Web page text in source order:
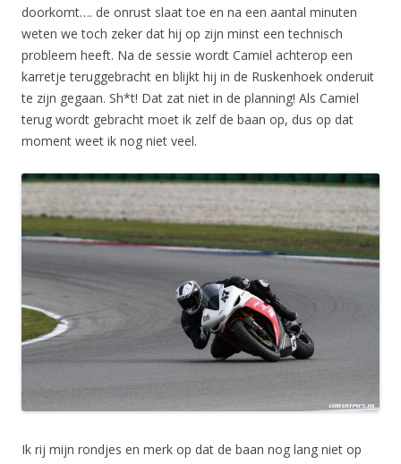
doorkomt…. de onrust slaat toe en na een aantal minuten
weten we toch zeker dat hij op zijn minst een technisch
probleem heeft. Na de sessie wordt Camiel achterop een
karretje teruggebracht en blijkt hij in de Ruskenhoek onderuit
te zijn gegaan. Sh*t! Dat zat niet in de planning! Als Camiel
terug wordt gebracht moet ik zelf de baan op, dus op dat
moment weet ik nog niet veel.
Ik rij mijn rondjes en merk op dat de baan nog lang niet op